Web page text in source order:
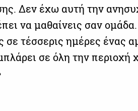
Δεν έχω αυτή την
να μαθαίνεις σαν
σε τέσσερις ημέρες ένας
σε όλη την περιοχή